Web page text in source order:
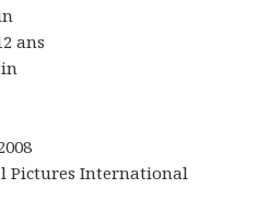
ans
Pictures International